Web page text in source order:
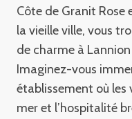
Côte de Granit Rose
la vieille ville, vous
de charme à Lannion
Imaginez-vous
établissement où les
mer et l’hospitalité